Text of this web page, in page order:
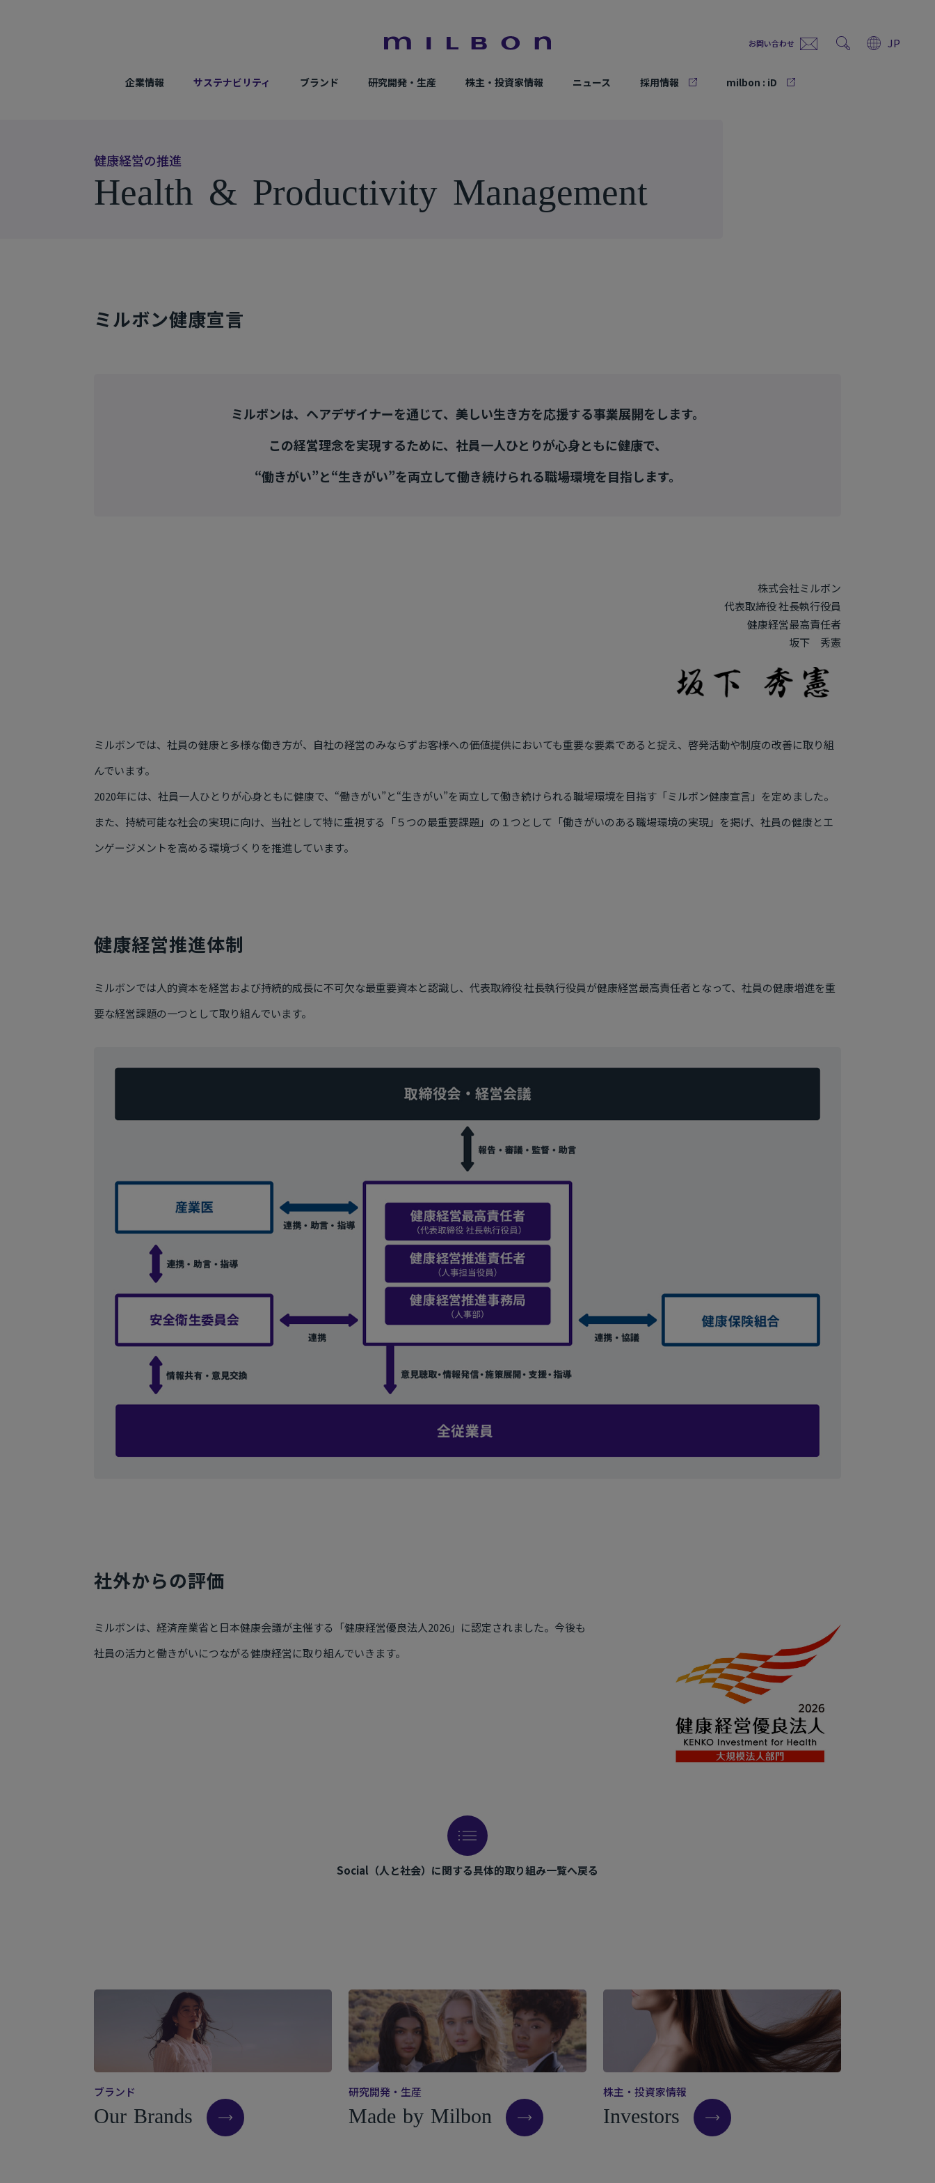
お問い合わせ JP
milbon : iD
企業情報 サステナビリティ ブランド 研究開発・生産 株主・投資家情報 ニュース 採用情報
健康経営の推進
Health & Productivity Management
ミルボン健康宣言
ミルボンは、ヘアデザイナーを通じて、美しい生き方を応援する事業展開をします。
この経営理念を実現するために、社員一人ひとりが心身ともに健康で、
“働きがい”と“生きがい”を両立して働き続けられる職場環境を目指します。
株式会社ミルボン
代表取締役 社長執行役員
健康経営最高責任者
坂下 秀憲
ミルボンでは、社員の健康と多様な働き方が、自社の経営のみならずお客様への価値提供においても重要な要素であると捉え、啓発活動や制度の改善に取り組
んでいます。
2020年には、社員一人ひとりが心身ともに健康で、“働きがい”と“生きがい”を両立して働き続けられる職場環境を目指す「ミルボン健康宣言」を定めました。
また、持続可能な社会の実現に向け、当社として特に重視する「５つの最重要課題」の１つとして「働きがいのある職場環境の実現」を掲げ、社員の健康とエ
ンゲージメントを高める環境づくりを推進しています。
健康経営推進体制
ミルボンでは人的資本を経営および持続的成長に不可欠な最重要資本と認識し、代表取締役 社長執行役員が健康経営最高責任者となって、社員の健康増進を重
要な経営課題の一つとして取り組んでいます。
社外からの評価
ミルボンは、経済産業省と日本健康会議が主催する「健康経営優良法人2026」に認定されました。今後も
社員の活力と働きがいにつながる健康経営に取り組んでいきます。
Social（人と社会）に関する具体的取り組み一覧へ戻る
ブラン ド
Our Brands
研究開発・ 生産
Made by Milbon
株主 ・ 投資家情報
Investors